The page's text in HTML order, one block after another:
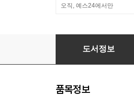
오직, 예스24에서만
AI시대, 스토리텔링
도서정보
품목정보